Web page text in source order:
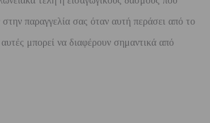
στην παραγγελία σας όταν αυτή περάσει από το
μπορεί να διαφέρουν σημαντικά από